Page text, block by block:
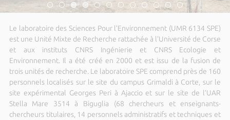
Le laboratoire des Sciences Pour l’Environnement (UMR 6134 SPE)
est une Unité Mixte de Recherche rattachée à l'Université de Corse
et aux instituts CNRS Ingénierie et CNRS Ecologie et
Environnement. Il a été créé en 2000 et est issu de la fusion de
trois unités de recherche. Le laboratoire SPE comprend près de 160
personnels localisés sur le site du campus Grimaldi à Corte, sur le
site expérimental Georges Peri à Ajaccio et sur le site de l’UAR
Stella Mare 3514 à Biguglia (68 chercheurs et enseignants-
chercheurs titulaires, 14 personnels administratifs et techniques et